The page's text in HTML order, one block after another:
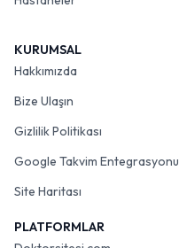
KURUMSAL
Hakkımızda
Bize Ulaşın
Gizlilik Politikası
Google Takvim Entegrasyonu
Site Haritası
PLATFORMLAR